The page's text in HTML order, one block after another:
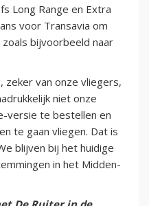
Long Range en Extra
voor Transavia om
bijvoorbeeld naar
zeker van onze vliegers,
niet onze
versie te bestellen en
te gaan vliegen. Dat is
blijven bij het huidige
in het Midden-